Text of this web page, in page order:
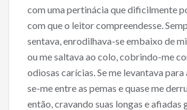
com uma pertinácia que dificilmente
com que o leitor compreendesse.
sentava, enrodilhava-se embaixo de
ou me saltava ao colo, cobrindo-me
odiosas carícias. Se me levantava para
se-me entre as pemas e quase me
então, cravando suas longas e afiadas